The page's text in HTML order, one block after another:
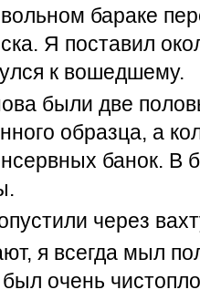
бараке
Я поставил
к вошедшему.
были две
образца, а
банок. В
через
я всегда мыл
очень